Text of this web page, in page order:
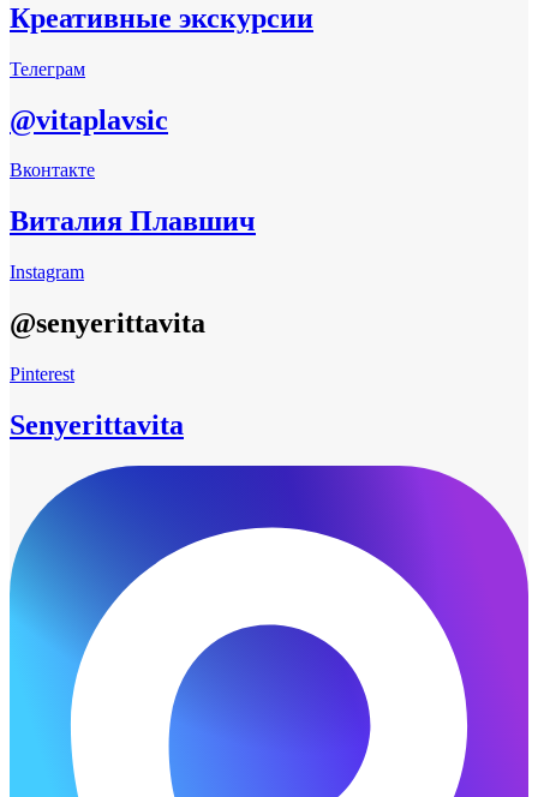
Креативные экскурсии
Телеграм
@vitaplavsic
Вконтакте
Виталия Плавшич
Instagram
@senyerittavita
Pinterest
Senyerittavita